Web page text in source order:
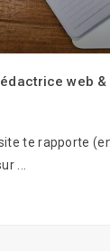
web &
te rapporte
...